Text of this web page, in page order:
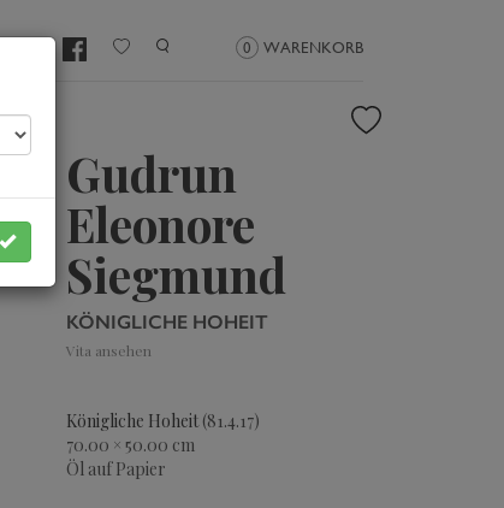
0 WARENKORB
Gudrun
Eleonore
Siegmund
KÖNIGLICHE HOHEIT
Vita ansehen
Königliche Hoheit(81.4.17)
70.00 × 50.00 cm
Öl auf Papier